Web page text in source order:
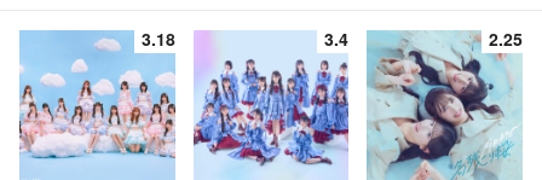
3.18 3.4 2.25